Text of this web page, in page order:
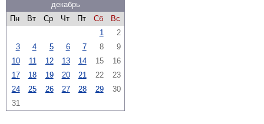
декабрь
Пн
Вт Ср Чт Пт Сб
Вс
1
2
3
4 5 6 7 8
9
10
11 12 13 14 15
16
17
18 19 20 21 22
23
24
25 26 27 28 29
30
31